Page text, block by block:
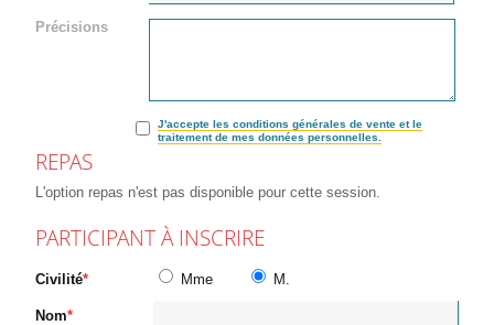
Précisions
J'accepte les conditions générales de vente et le
traitement de mes données personnelles.
REPAS
L'option repas n'est pas disponible pour cette session.
PARTICIPANT À INSCRIRE
Civilité Mme M.
Nom